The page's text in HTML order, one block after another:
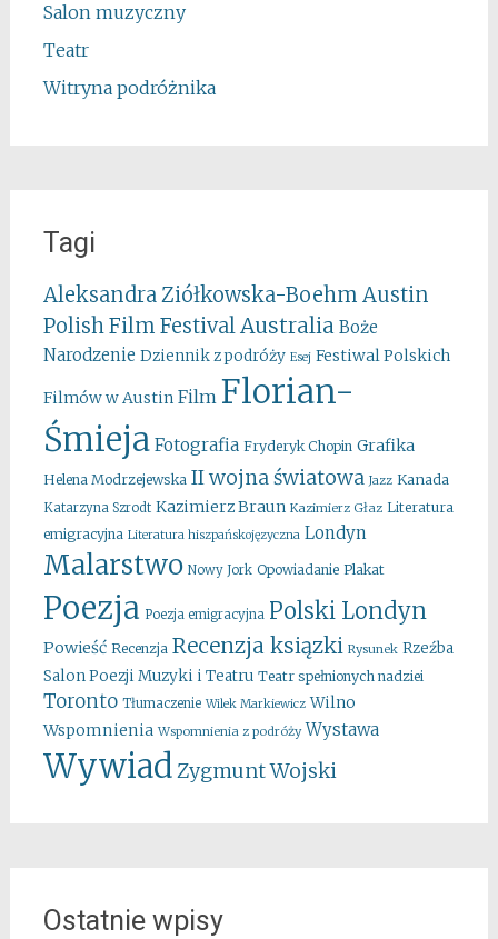
Salon muzyczny
Teatr
Witryna podróżnika
Tagi
Aleksandra Ziółkowska-Boehm Austin
Polish Film FestivalAustralia Boże
Narodzenie Dziennik z podróży Esej Festiwal Polskich
Filmów w Austin Film Florian-
Śmieja Fotografia Fryderyk Chopin Grafika
Helena Modrzejewska II wojna światowa Jazz Kanada
Katarzyna Szrodt Kazimierz Braun Kazimierz Głaz Literatura
emigracyjna Literatura hiszpańskojęzyczna Londyn
Malarstwo Nowy Jork Opowiadanie Plakat
Poezja Poezja emigracyjna Polski Londyn
Powieść Recenzja Recenzja ksiązki Rysunek Rzeźba
Salon Poezji Muzyki i Teatru Teatr spełnionych nadziei
Toronto Tłumaczenie Wilek Markiewicz Wilno
Wspomnienia Wspomnienia z podróży Wystawa
WywiadZygmunt Wojski
Ostatnie wpisy